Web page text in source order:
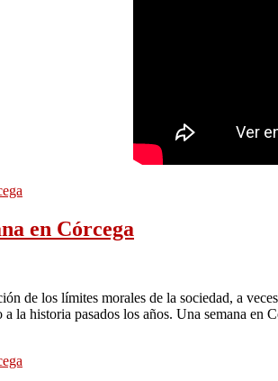
en Córcega
de los límites morales de la sociedad, a
la historia pasados los años. Una semana en